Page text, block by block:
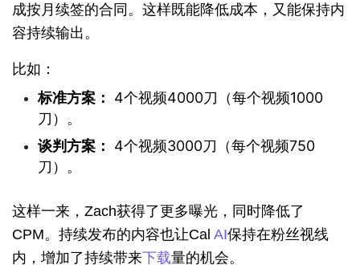
成按月续签的合同。这样既能降低成本，又能保持内
容持续输出。
比如：
标准方案：
4个视频4000刀（每个视频1000
刀）。
谈判方案：
4个视频3000刀（每个视频750
刀）。
这样一来，Zach获得了更多曝光，同时降低了
CPM。持续发布的内容也让Cal AI保持在粉丝视线
内，增加了持续带来下载量的机会。